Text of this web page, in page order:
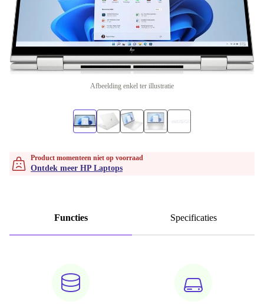
Afbeelding enkel ter illustratie
Product momenteen niet op voorraad
Ontdek meer HP Laptops
Functies Specificaties